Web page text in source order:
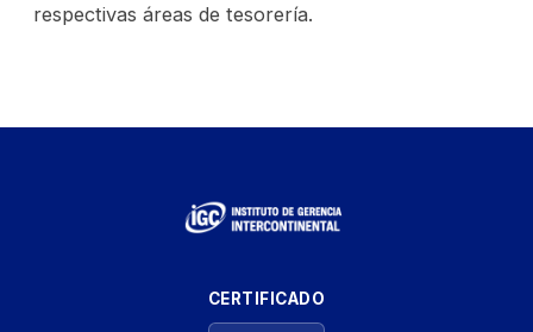
respectivas áreas de tesorería.
CERTIFICADO